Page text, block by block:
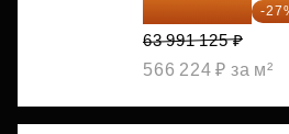
46 713 521 ₽ -
63 991 125 ₽
566 224 ₽ за м²